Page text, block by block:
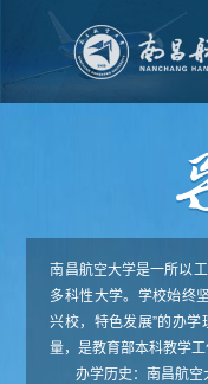
南昌航空大学是一所以
多科性大学。学校始终
兴校，特色发展”的办
量，是教育部本科教学工
办学历史：南昌航空